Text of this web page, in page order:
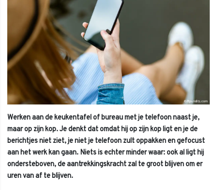
Werken aan de keukentafel of bureau met je telefoon naast je,
maar op zijn kop. Je denkt dat omdat hij op zijn kop ligt en je de
berichtjes niet ziet, je niet je telefoon zult oppakken en gefocust
aan het werk kan gaan. Niets is echter minder waar: ook al ligt hij
ondersteboven, de aantrekkingskracht zal te groot blijven om er
uren van af te blijven.